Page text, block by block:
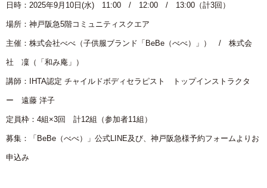
日時：2025年9月10日(水) 11:00 / 12:00 / 13:00（計3回）
場所：神戸阪急5階コミュニティスクエア
主催：株式会社べべ（子供服ブランド「BeBe（べべ）」） / 株式会
社 凜（「和み庵」）
講師：IHTA認定 チャイルドボディセラピスト トップインストラクタ
ー 遠藤 洋子
定員枠：4組×3回 計12組（参加者11組）
募集：「BeBe（べべ）」公式LINE及び、神戸阪急様予約フォームよりお
申込み